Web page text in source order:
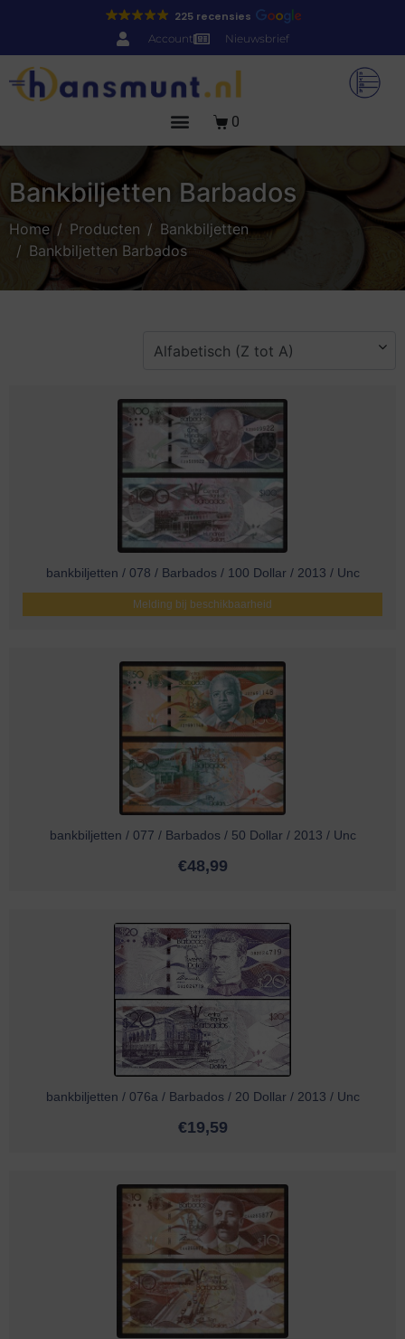
225 recensies
Account Nieuwsbrief
0
Bankbiljetten Barbados
Home Producten
Bankbiljetten
Bankbiljetten Barbados
bankbiljetten / 078 / Barbados / 100 Dollar / 2013 / Unc
Melding bij beschikbaarheid
bankbiljetten / 077 / Barbados / 50 Dollar / 2013 / Unc
€48,99
bankbiljetten / 076a / Barbados / 20 Dollar / 2013 / Unc
€19,59